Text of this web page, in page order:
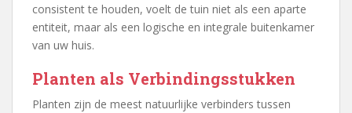
consistent te houden, voelt de tuin niet als een aparte
entiteit, maar als een logische en integrale buitenkamer
van uw huis.
Planten als Verbindingsstukken
Planten zijn de meest natuurlijke verbinders tussen